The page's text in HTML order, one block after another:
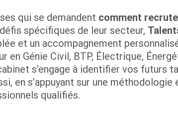
qui se demandent comment
spécifiques de leur secteur,
et un accompagnement
en Génie Civil, BTP, Électrique,
s’engage à identifier vos futurs
en s’appuyant sur une méthodologie
qualifiés.